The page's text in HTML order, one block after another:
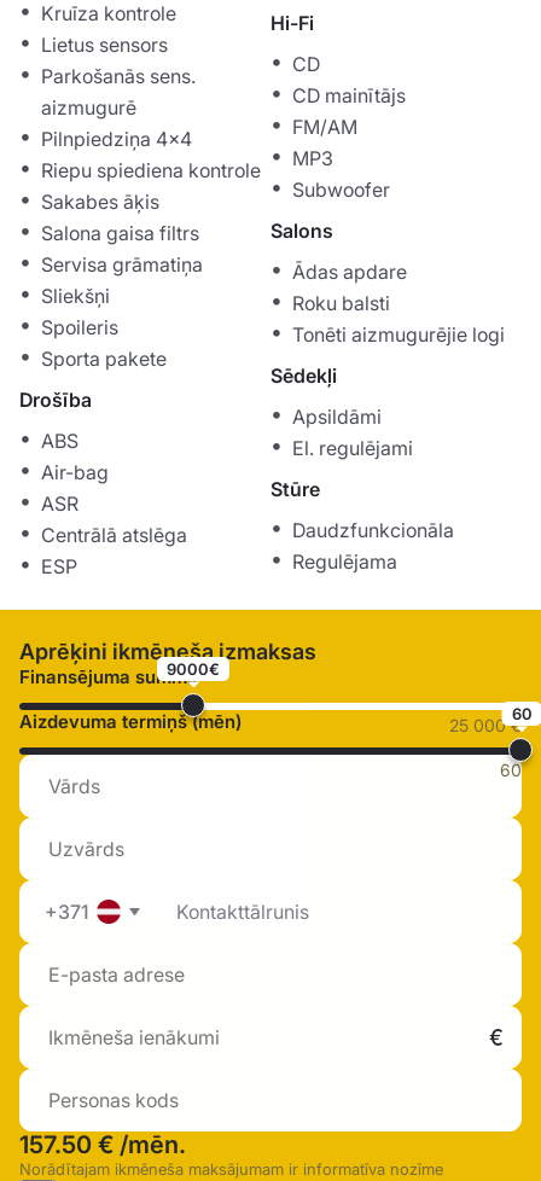
Kruīza kontrole
Lietus sensors
Parkošanās sens.
aizmugurē
Pilnpiedziņa 4x4
Riepu spiediena kontrole
Sakabes āķis
Salona gaisa filtrs
Servisa grāmatiņa
Sliekšņi
Spoileris
Sporta pakete
Drošība
ABS
Air-bag
ASR
Centrālā atslēga
ESP
Hi-Fi
CD
CD mainītājs
FM/AM
MP3
Subwoofer
Salons
Ādas apdare
Roku balsti
Tonēti aizmugurējie logi
Sēdekļi
Apsildāmi
El. regulējami
Stūre
Daudzfunkcionāla
Regulējama
Aprēķini ikmēneša izmaksas
Finansējuma summa
9000€
25 000 €
Aizdevuma termiņš (mēn) 60
60
+371
157.50 € /mēn.
Norādītajam ikmēneša maksājumam ir informatīva nozīme